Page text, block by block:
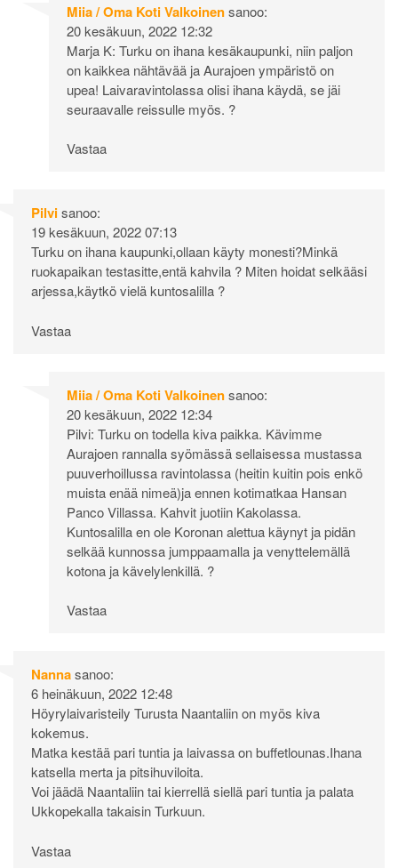
Miia / Oma Koti Valkoinensanoo:
20 kesäkuun, 2022 12:32
Marja K: Turku on ihana kesäkaupunki, niin paljon
on kaikkea nähtävää ja Aurajoen ympäristö on
upea! Laivaravintolassa olisi ihana käydä, se jäi
seuraavalle reissulle myös. ?
Vastaa
Pilvisanoo:
19 kesäkuun, 2022 07:13
Turku on ihana kaupunki,ollaan käyty monesti?Minkä
ruokapaikan testasitte,entä kahvila ? Miten hoidat selkääsi
arjessa,käytkö vielä kuntosalilla ?
Vastaa
Miia / Oma Koti Valkoinensanoo:
20 kesäkuun, 2022 12:34
Pilvi: Turku on todella kiva paikka. Kävimme
Aurajoen rannalla syömässä sellaisessa mustassa
puuverhoillussa ravintolassa (heitin kuitin pois enkö
muista enää nimeä)ja ennen kotimatkaa Hansan
Panco Villassa. Kahvit juotiin Kakolassa.
Kuntosalilla en ole Koronan alettua käynyt ja pidän
selkää kunnossa jumppaamalla ja venyttelemällä
kotona ja kävelylenkillä. ?
Vastaa
Nannasanoo:
6 heinäkuun, 2022 12:48
Höyrylaivaristeily Turusta Naantaliin on myös kiva
kokemus.
Matka kestää pari tuntia ja laivassa on buffetlounas.Ihana
katsella merta ja pitsihuviloita.
Voi jäädä Naantaliin tai kierrellä siellä pari tuntia ja palata
Ukkopekalla takaisin Turkuun.
Vastaa